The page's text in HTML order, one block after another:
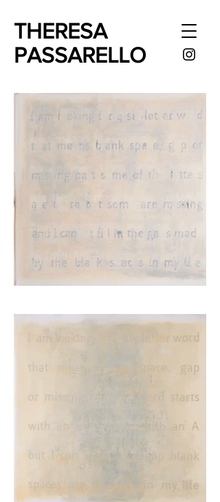
THERESA
PASSARELLO